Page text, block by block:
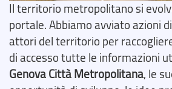
Il territorio metropolitano si
portale. Abbiamo avviato azioni
attori del territorio per
di accesso tutte le informazioni
Genova Città Metropolitana, le